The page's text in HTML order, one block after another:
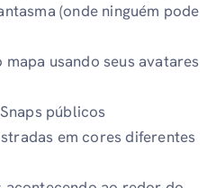
(onde ninguém pode
usando seus avatares
públicos
em cores diferentes